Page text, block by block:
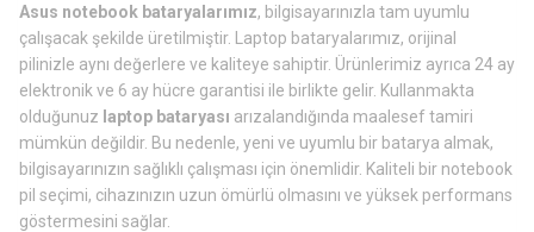
Asus notebook bataryalarımız, bilgisayarınızla tam uyumlu
çalışacak şekilde üretilmiştir. Laptop bataryalarımız, orijinal
pilinizle aynı değerlere ve kaliteye sahiptir. Ürünlerimiz ayrıca 24 ay
elektronik ve 6 ay hücre garantisi ile birlikte gelir. Kullanmakta
olduğunuz laptop bataryası arızalandığında maalesef tamiri
mümkün değildir. Bu nedenle, yeni ve uyumlu bir batarya almak,
bilgisayarınızın sağlıklı çalışması için önemlidir. Kaliteli bir notebook
pil seçimi, cihazınızın uzun ömürlü olmasını ve yüksek performans
göstermesini sağlar.